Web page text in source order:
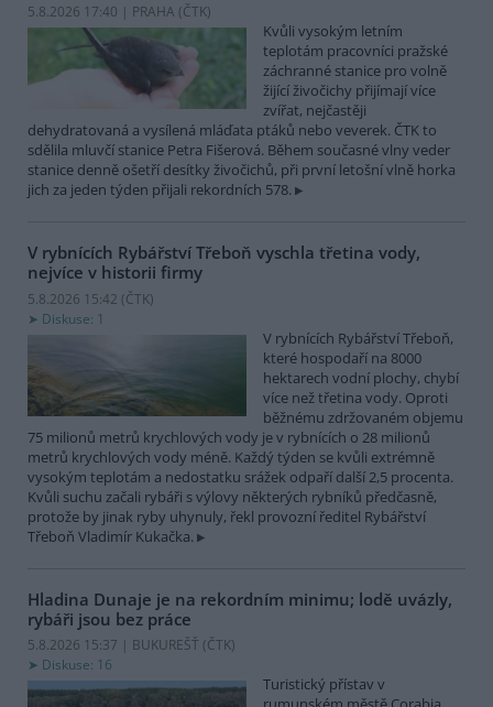
5.8.2026 17:40 | PRAHA (ČTK)
Kvůli vysokým letním
teplotám pracovníci pražské
záchranné stanice pro volně
žijící živočichy přijímají více
zvířat, nejčastěji
dehydratovaná a vysílená mláďata ptáků nebo veverek. ČTK to
sdělila mluvčí stanice Petra Fišerová. Během současné vlny veder
stanice denně ošetří desítky živočichů, při první letošní vlně horka
jich za jeden týden přijali rekordních 578.
V rybnících Rybářství Třeboň vyschla třetina vody,
nejvíce v historii firmy
5.8.2026 15:42 (ČTK)
Diskuse: 1
V rybnících Rybářství Třeboň,
které hospodaří na 8000
hektarech vodní plochy, chybí
více než třetina vody. Oproti
běžnému zdržovaném objemu
75 milionů metrů krychlových vody je v rybnících o 28 milionů
metrů krychlových vody méně. Každý týden se kvůli extrémně
vysokým teplotám a nedostatku srážek odpaří další 2,5 procenta.
Kvůli suchu začali rybáři s výlovy některých rybníků předčasně,
protože by jinak ryby uhynuly, řekl provozní ředitel Rybářství
Třeboň Vladimír Kukačka.
Hladina Dunaje je na rekordním minimu; lodě uvázly,
rybáři jsou bez práce
5.8.2026 15:37 | BUKUREŠŤ (ČTK)
Diskuse: 16
Turistický přístav v